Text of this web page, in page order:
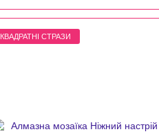
КВАДРАТНІ СТРАЗИ